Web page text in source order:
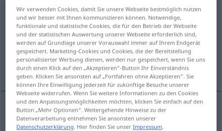
käsigadj
Übersicht aller Übersetzungen
(Für mehr Details die Übersetzung anklicken/antippen)
caseoso pálido, lívido, macilento
caseoso käsig
Wir verwenden Cookies, damit Sie unsere Webseite bestmöglich nutzen
und wir besser mit Ihnen kommunizieren können. Notwendige,
funktionale und statistische Cookies, die für den Betrieb der Webseite
und der statistischen Auswertung unserer Webseite erforderlich sind,
werden auf Grundlage unserer Vorauswahl immer auf Ihrem Endgerät
gespeichert. Marketing-Cookies und Cookies, die der Bereitstellung
personalisierter Werbung dienen, werden nur gespeichert, wenn Sie uns
durch einen Klick auf den „Akzeptieren“-Button Ihr Einverständnis
geben. Klicken Sie ansonsten auf „Fortfahren ohne Akzeptieren“. Sie
können Ihre Einwilligung jederzeit für zukünftige Besuche unserer
Webseite widerrufen. Wenn Sie weitere Informationen zu den Cookies
und den Anpassungsmöglichkeiten möchten, klicken Sie einfach auf den
Button „Mehr Optionen“. Weitergehende Hinweise zu der
Datenverarbeitung entnehmen Sie ansonsten unserer
Datenschutzerklärung. Hier finden Sie unserImpressum.